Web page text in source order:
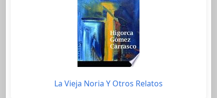
La Vieja Noria Y Otros Relatos